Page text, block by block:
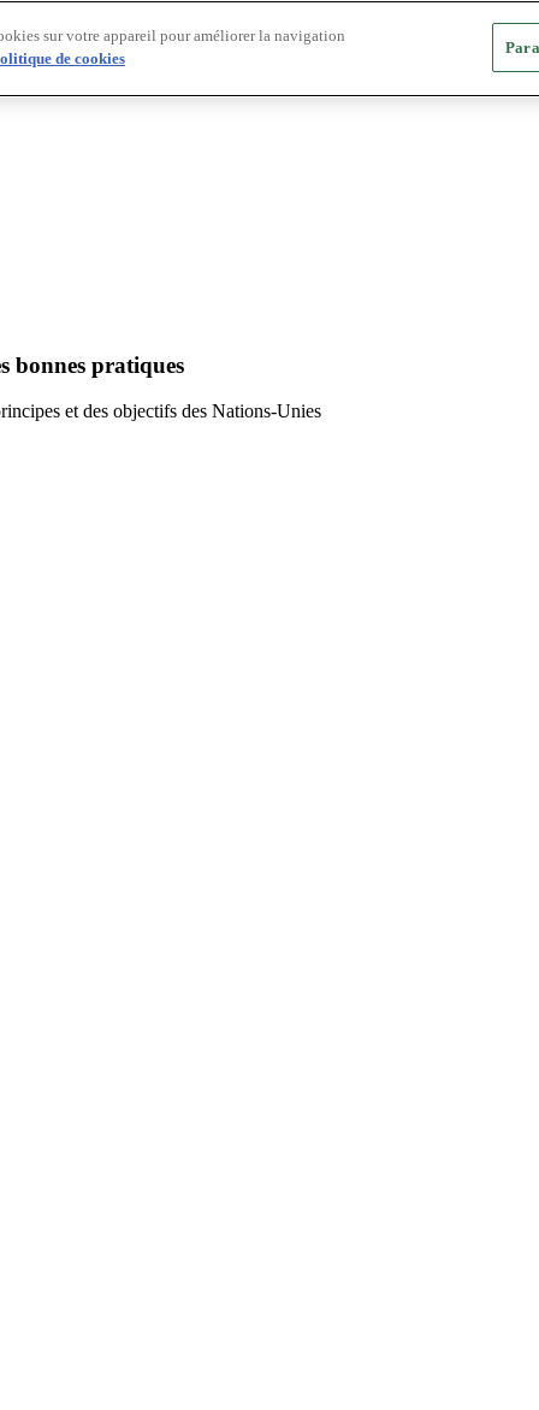
bonnes pratiques
et des objectifs des Nations-Unies
sur votre appareil pour améliorer la navigation
de cookies